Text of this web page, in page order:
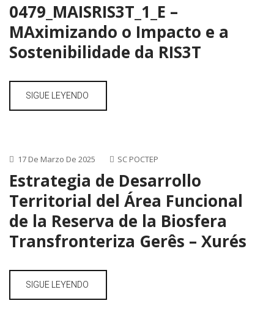
0479_MAISRIS3T_1_E –
MAximizando o Impacto e a
Sostenibilidade da RIS3T
SIGUE LEYENDO
17 De Marzo De 2025 SC POCTEP
Estrategia de Desarrollo
Territorial del Área Funcional
de la Reserva de la Biosfera
Transfronteriza Gerês – Xurés
SIGUE LEYENDO